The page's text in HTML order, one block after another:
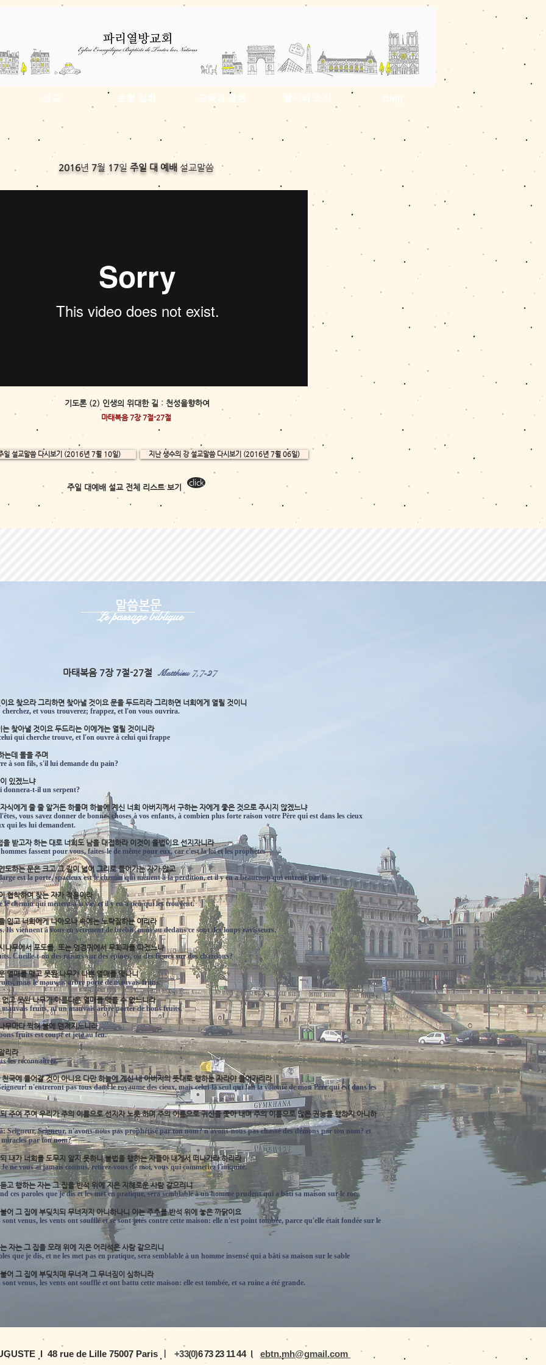
2016년 7월 17일 주일 대 예배 설교말씀
기도론 (2) 인생의 위대한 길 : 천성을향하여
마태복음 7장 7절-27절
일 설교말씀 다시보기 (2016년 7월 10일) 지난 생수의 강 설교말씀 다시보기 (2016년 7월 06일)
주일 대예배 설교 전체 리스트 보기
click
말씀본문
Le passage biblique
마태복음 7장 7절-27절 Matthieu 7,7-27
요 찾으라 그리하면 찾아낼 것이요 문을 두드리라 그리하면 너희에게 열릴 것이니
et vous trouverez; frappez, et l'on vous ouvrira.
찾아낼 것이요 두드리는 이에게는 열릴 것이니라
qui cherche trouve, et l'on ouvre à celui qui frappe
는데 돌을 주며
à son fils, s'il lui demande du pain?
있겠느냐
donnera-t-il un serpent?
식에게 줄 줄 알거든 하물며 하늘에 계신 너희 아버지께서 구하는 자에게 좋은 것으로 주시지 않겠느냐
vous savez donner de bonnes choses à vos enfants, à combien plus forte raison votre Père qui est dans les cieux
qui les lui demandent.
받고자 하는 대로 너희도 남을 대접하라 이것이 율법이요 선지자니라
fassent pour vous, faites-le de même pour eux, car c'est la loi et les prophètes
하는 문은 크고 그 길이 넓어 그리로 들어가는 자가 많고
est la porte, spacieux est le chemin qui mènent à la perdition, et il y en a beaucoup qui entrent par là
협착하여 찾는 자가 적음이라
le chemin qui mènent à la vie, et il y en a peu qui les trouvent.
입고 너희에게 나아오나 속에는 노략질하는 이리라
Ils viennent à vous en vêtement de brebis, mais au dedans ce sont des loups ravisseurs.
나무에서 포도를, 또는 엉겅퀴에서 무화과를 따겠느냐
Cueille-t-on des raisins sur des épines, ou des figues sur des chardons?
열매를 맺고 못된 나무가 나쁜 열매를 맺나니
mais le mauvais arbre porte de mauvais fruits.
고 못된 나무가 아름다운 열매를 맺을 수 없느니라
fruits, ni un mauvais arbre porter de bons fruits.
무마다 찍혀 불에 던져지느니라
fruits est coupé et jeté au feu.
리라
les reconnaîtrez.
국에 들어갈 것이 아니요 다만 하늘에 계신 내 아버지의 뜻대로 행하는 자라야 들어가리라
n'entreront pas tous dans le royaume des cieux, mais celui-là seul qui fait la volonté de mon Père qui est dans les
주여 주여 우리가 주의 이름으로 선지자 노릇 하며 주의 이름으로 귀신을 쫓아 내며 주의 이름으로 많은 권능을 행하지 아니하
Seigneur, Seigneur, n'avons-nous pas prophétisé par ton nom? n'avons-nous pas chassé des démons par ton nom? et
par ton nom?
내가 너희를 도무지 알지 못하니 불법을 행하는 자들아 내게서 떠나가라 하리라
ne vous ai jamais connus, retirez-vous de moi, vous qui commettez l'iniquité.
고 행하는 자는 그 집을 반석 위에 지은 지혜로운 사람 같으리니
ces paroles que je dis et les met en pratique, sera semblable à un homme prudent qui a bâti sa maison sur le roc.
어 그 집에 부딪치되 무너지지 아니하나니 이는 주추를 반석 위에 놓은 까닭이요
venus, les vents ont soufflé et se sont jetés contre cette maison: elle n'est point tombée, parce qu'elle était fondée sur le
자는 그 집을 모래 위에 지은 어리석은 사람 같으리니
que je dis, et ne les met pas en pratique, sera semblable à un homme insensé qui a bâti sa maison sur le sable
어 그 집에 부딪치매 무너져 그 무너짐이 심하니라
venus, les vents ont soufflé et ont battu cette maison: elle est tombée, et sa ruine a été grande.
l 48 rue de Lille 75007 Paris +33(0)673 23 11 44 l ebtn.mh@gmail.com